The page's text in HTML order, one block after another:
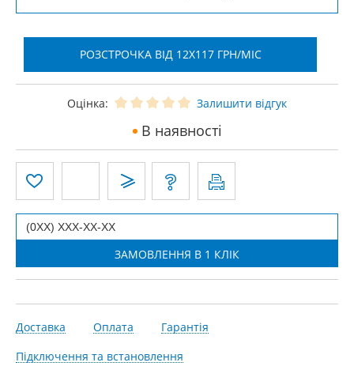
РОЗСТРОЧКА ВІД 12X117 ГРН/МІС
Оцінка: Залишити відгук
В наявності
Доставка Оплата
Гарантія
Підключення та встановлення